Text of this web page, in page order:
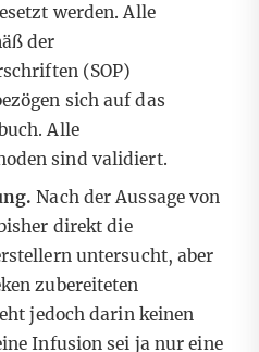
werden. Alle
der
(SOP)
sich auf das
Alle
sind validiert.
Nach der Aussage von
direkt die
untersucht, aber
zubereiteten
jedoch darin keinen
Infusion sei ja nur eine